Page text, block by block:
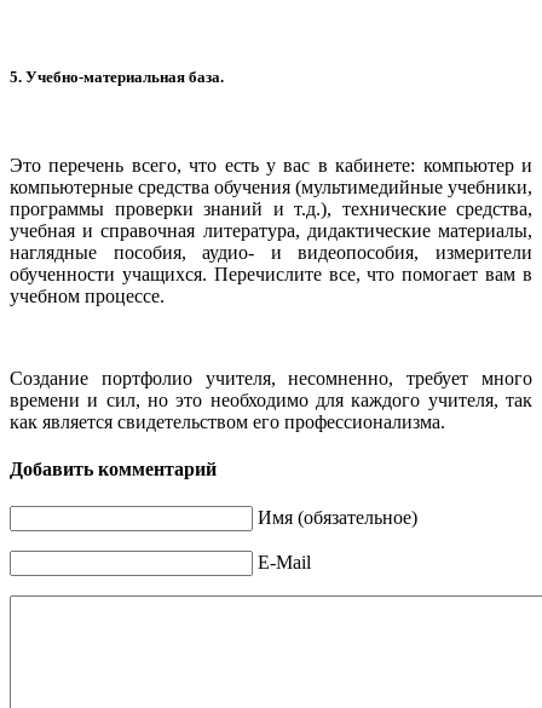
5. Учебно-материальная база.
Это перечень всего, что есть у вас в кабинете: компьютер и
компьютерные средства обучения (мультимедийные учебники,
программы проверки знаний и т.д.), технические средства,
учебная и справочная литература, дидактические материалы,
наглядные пособия, аудио- и видеопособия, измерители
обученности учащихся. Перечислите все, что помогает вам в
учебном процессе.
Создание портфолио учителя, несомненно, требует много
времени и сил, но это необходимо для каждого учителя, так
как является свидетельством его профессионализма.
Добавить комментарий
Имя (обязательное)
E-Mail